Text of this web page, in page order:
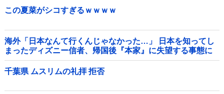
この夏菜がシコすぎるｗｗｗｗ
海外「日本なんて行くんじゃなかった…」 日本を知ってし
まったディズニー信者、帰国後『本家』に失望する事態に
千葉県 ムスリムの礼拝 拒否